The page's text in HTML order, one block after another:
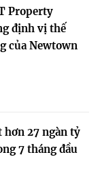
Property
định vị thế
của Newtown
27 ngàn tỷ
7 tháng đầu